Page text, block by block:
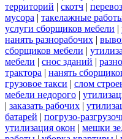
территорий | скотч |
мусора | такелажные
услуги сборщиков мебели |
нанять разнорабочих |
сборщиков мебели |
мебели | снос зданий |
трактора | нанять
грузовое такси | слом
мебели недорого |
| заказать рабочих |
батарей | погрузо-
утилизация окон | мешки